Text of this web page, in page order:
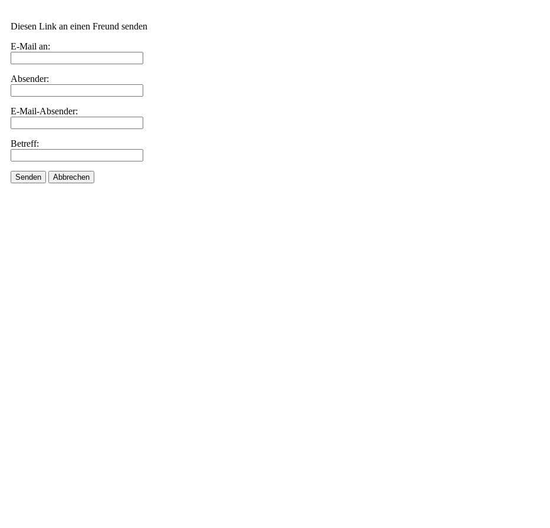
Diesen Link an einen Freund senden
E-Mail an:
Absender:
E-Mail-Absender:
Betreff:
Senden Abbrechen